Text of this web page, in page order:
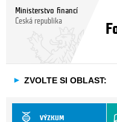
Ministerstvo financí
Česká republika
► ZVOLTE SI OBLAST:
VÝZKUM